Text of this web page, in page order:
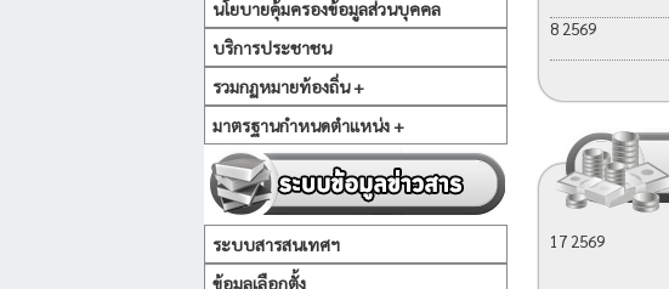
นโยบายคุ้มครองข้อมูลส่วนบุคคล
บริการประชาชน
รวมกฏหมายท้องถิ่น +
มาตรฐานกำหนดตำแหน่ง +
ระบบสารสนเทศฯ
ข้อมูลเลือกตั้ง
8 2569
17 2569